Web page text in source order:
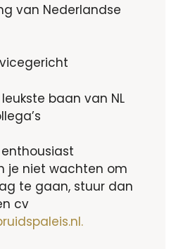
van Nederlandse
baan van NL
je niet wachten om
te gaan, stuur dan
cv